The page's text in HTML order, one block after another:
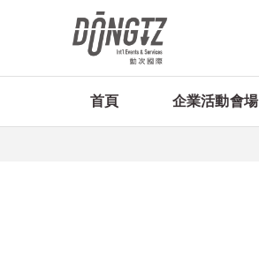
首頁 企業活動會場